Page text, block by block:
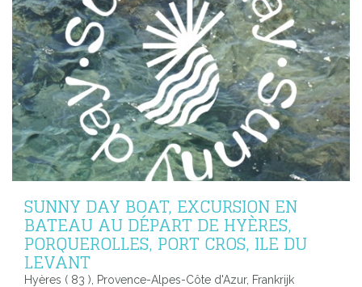
SUNNY DAY BOAT, EXCURSION EN
BATEAU AU DÉPART DE HYÈRES,
PORQUEROLLES, PORT CROS, ILE DU
LEVANT
Hyères ( 83 ), Provence-Alpes-Côte d'Azur, Frankrijk